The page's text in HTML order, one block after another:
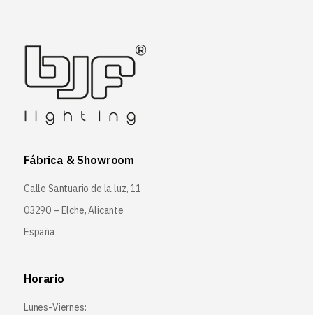
Fábrica & Showroom
Calle Santuario de la luz, 11
03290 – Elche, Alicante
España
Horario
Lunes-Viernes: